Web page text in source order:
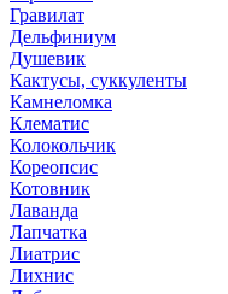
Гравилат
Дельфиниум
Душевик
Кактусы, суккуленты
Камнеломка
Клематис
Колокольчик
Кореопсис
Котовник
Лаванда
Лапчатка
Лиатрис
Лихнис